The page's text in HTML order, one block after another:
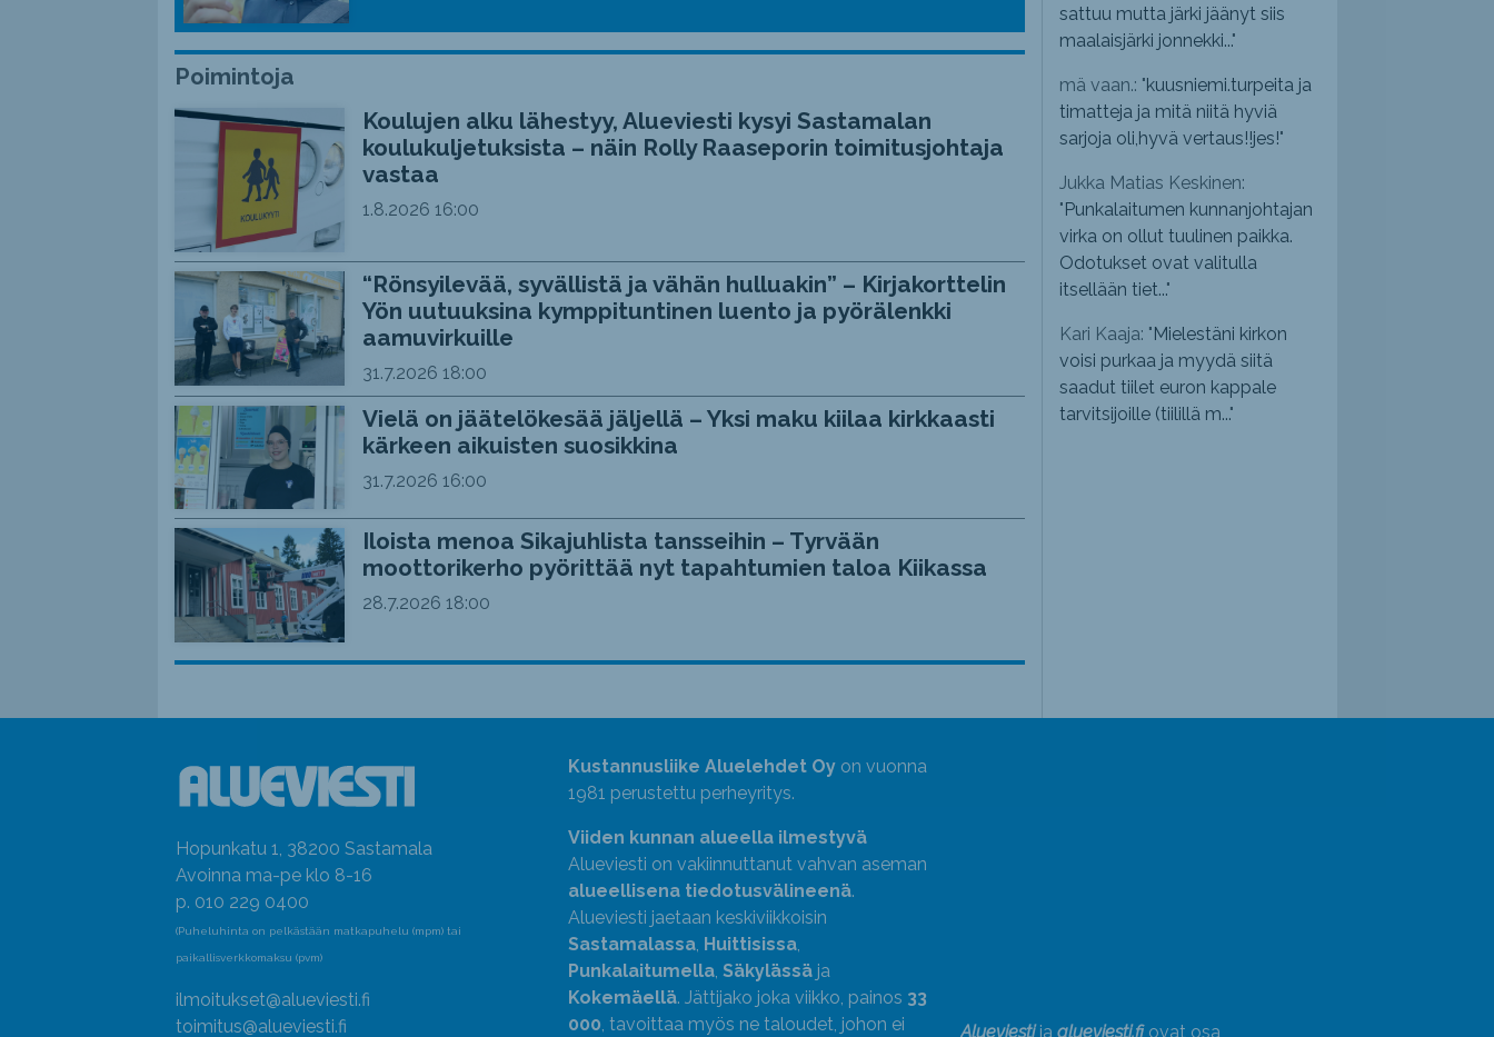
Poimintoja
Koulujen alku lähestyy, Alueviesti kysyi Sastamalan
koulukuljetuksista – näin Rolly Raaseporin toimitusjohtaja
vastaa
1.8.2026 16:00
“Rönsyilevää, syvällistä ja vähän hulluakin” – Kirjakorttelin
Yön uutuuksina kymppituntinen luento ja pyörälenkki
aamuvirkuille
31.7.2026 18:00
Vielä on jäätelökesää jäljellä – Yksi maku kiilaa kirkkaasti
kärkeen aikuisten suosikkina
31.7.2026 16:00
Iloista menoa Sikajuhlista tansseihin – Tyrvään
moottorikerho pyörittää nyt tapahtumien taloa Kiikassa
28.7.2026 18:00
sattuu mutta järki jäänyt siis
maalaisjärki jonnekki..."
mä vaan.: "kuusniemi.turpeita ja
timatteja ja mitä niitä hyviä
sarjoja oli,hyvä vertaus!!jes!"
Jukka Matias Keskinen:
" Punkalaitumen kunnanjohtajan
virka on ollut tuulinen paikka.
Odotukset ovat valitulla
itsellään tiet..."
Kari Kaaja: " Mielestäni kirkon
voisi purkaa ja myydä siitä
saadut tiilet euron kappale
tarvitsijoille (tiilillä m..."
Hopunkatu 1, 38200 Sastamala
Avoinna ma-pe klo 8-16
p. 010 229 0400
(Puheluhinta on pelkästään matkapuhelu (mpm) tai
paikallisverkkomaksu (pvm)
ilmoitukset@alueviesti.fi
toimitus@alueviesti.fi
Kustannusliike Aluelehdet Oyon vuonna
1981 perustettu perheyritys.
Viiden kunnan alueella ilmestyvä
Alueviesti on vakiinnuttanut vahvan aseman
alueellisena tiedotusvälineenä.
Alueviesti jaetaan keskiviikkoisin
Sastamalassa, Huittisissa,
Punkalaitumella, Säkylässäja
Kokemäellä. Jättijako joka viikko, painos 33
000 , tavoittaa myös ne taloudet, johon ei Alueviestija alueviesti.fiovat osa